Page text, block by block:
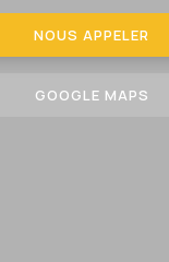
NOUS APPELER
GOOGLE MAPS